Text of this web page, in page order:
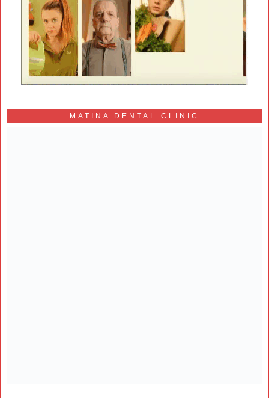
MATINA DENTAL CLINIC